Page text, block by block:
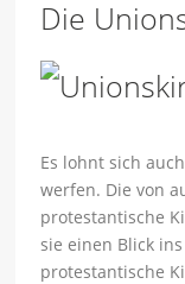
Die
Es lohnt sich
werfen. Die von
protestantische
sie einen Blick
protestantische